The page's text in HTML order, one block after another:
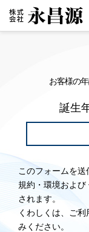
お客様の
誕生
このフォームを
規約・環境および
されます。
くわしくは、ご
みください。